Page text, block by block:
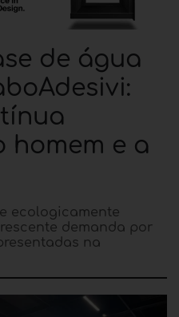
de água
homem e a
ecologicamente
demanda por
na